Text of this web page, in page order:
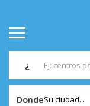
¿
DondeSu ciudad...